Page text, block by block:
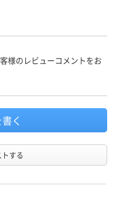
様のレビューコメントをお
く
する